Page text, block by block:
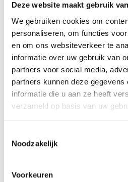
Deze website maakt gebruik
We gebruiken cookies om
personaliseren, om functies
en om ons websiteverkeer te
informatie over uw gebruik van
partners voor social media,
partners kunnen deze
informatie die u aan ze heeft
verzameld op basis van uw
Noodzakelijk
Voorkeuren
met de cliënten doet Arjan
directheid, het van elkaar
bent werkt prettig voor hem.
snel kennen. Er ontstond snel
hier ben gebleven. Ze zijn
Soms fiets ik weg en dan
omdat er nog iemand een
lachend. ‘Dat zijn van die
doen.’
Chantal is een van de